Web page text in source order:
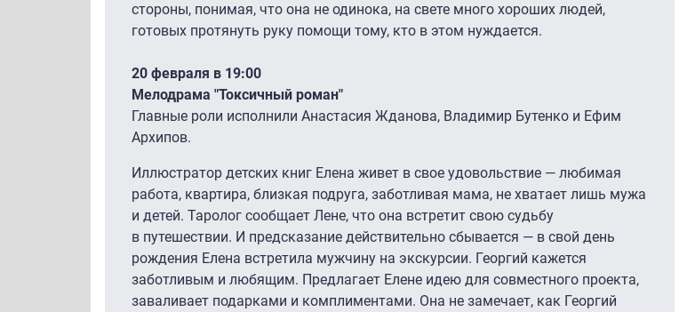
стороны, понимая, что она не одинока, на свете много хороших людей,
готовых протянуть руку помощи тому, кто в этом нуждается.
20 февраля в 19:00
Мелодрама "Токсичный роман"
Главные роли исполнили Анастасия Жданова, Владимир Бутенко и Ефим
Архипов.
Иллюстратор детских книг Елена живет в свое удовольствие — любимая
работа, квартира, близкая подруга, заботливая мама, не хватает лишь мужа
и детей. Таролог сообщает Лене, что она встретит свою судьбу
в путешествии. И предсказание действительно сбывается — в свой день
рождения Елена встретила мужчину на экскурсии. Георгий кажется
заботливым и любящим. Предлагает Елене идею для совместного проекта,
заваливает подарками и комплиментами. Она не замечает, как Георгий